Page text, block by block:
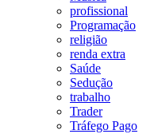
profissional
Programação
religião
renda extra
Saúde
Sedução
trabalho
Trader
Tráfego Pago